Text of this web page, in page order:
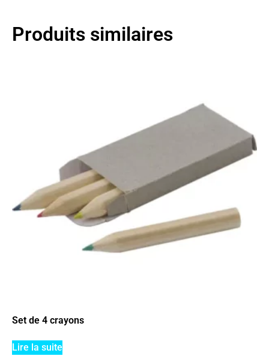
Produits similaires
Set de 4 crayons
Lire la suite